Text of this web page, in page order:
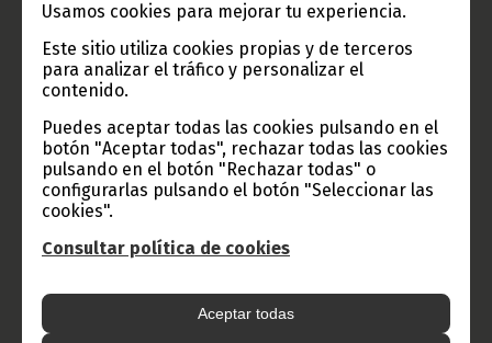
Usamos cookies para mejorar tu experiencia.
Este sitio utiliza cookies propias y de terceros
para analizar el tráfico y personalizar el
contenido.
Puedes aceptar todas las cookies pulsando en el
botón "Aceptar todas", rechazar todas las cookies
pulsando en el botón "Rechazar todas" o
configurarlas pulsando el botón "Seleccionar las
cookies".
Consultar política de cookies
Aceptar todas
Información de Guinea Ecuatorial
TVGE
Radio Nacional de Guinea
Haz click aquí para escuchar ahora